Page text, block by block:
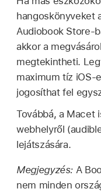
hangoskönyveket
Audiobook Store-
akkor a
megtekintheti.
maximum tíz iOS-
jogosíthat fel
Továbbá, a Macet
webhelyről
lejátszására.
Megjegyzés: A
nem minden